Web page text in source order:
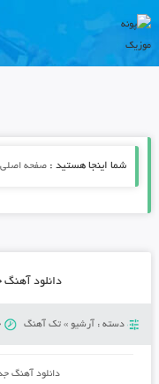
شما اینجا هستید : صفحه اصلی
دانلود
دسته : آرشیو » تک آهنگ
دانلود آهنگ